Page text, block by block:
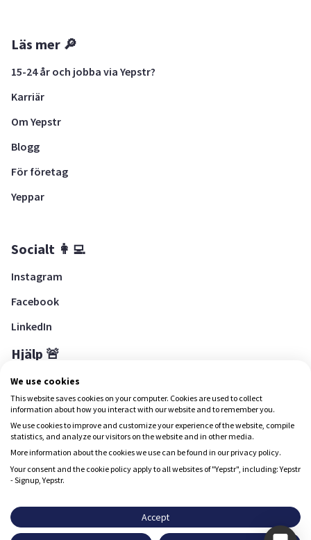
Läs mer 🔎
15-24 år och jobba via Yepstr?
Karriär
Om Yepstr
Blogg
För företag
Yeppar
Socialt 👩‍💻
Instagram
Facebook
LinkedIn
Hjälp 🚨
Hjälpcenter
Ladda ned Yepstr
Ladda ned Yepstr
Yepstr AB • Org. 556997-9817 • Skeppsbron 28, 111 30
upplevelse.
We use cookies
This website saves cookies on your computer. Cookies are used to collect
information about how you interact with our website and to remember you.
We use cookies to improve and customize your experience of the website, compile
statistics, and analyze our visitors on the website and in other media.
More information about the cookies we use can be found in our privacy policy.
Your consent and the cookie policy apply to all websites of "Yepstr", including: Yepstr
- Signup, Yepstr.
Accept